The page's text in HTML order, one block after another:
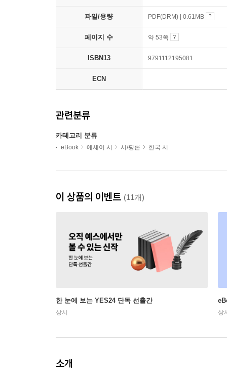
파일/용량 PDF(DRM) | 0.61MB
페이지 수 약 53쪽
ISBN13 9791112195081
ECN
관련분류
카테고리 분류
eBook 에세이 시 시/평론 한국 시
이 상품의 이벤트 (11개)
한 눈에 보는 YES24 단독 선출간
상시 상
소개